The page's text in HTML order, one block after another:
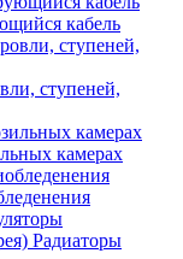
кабель
ступеней,
камерах
Радиаторы